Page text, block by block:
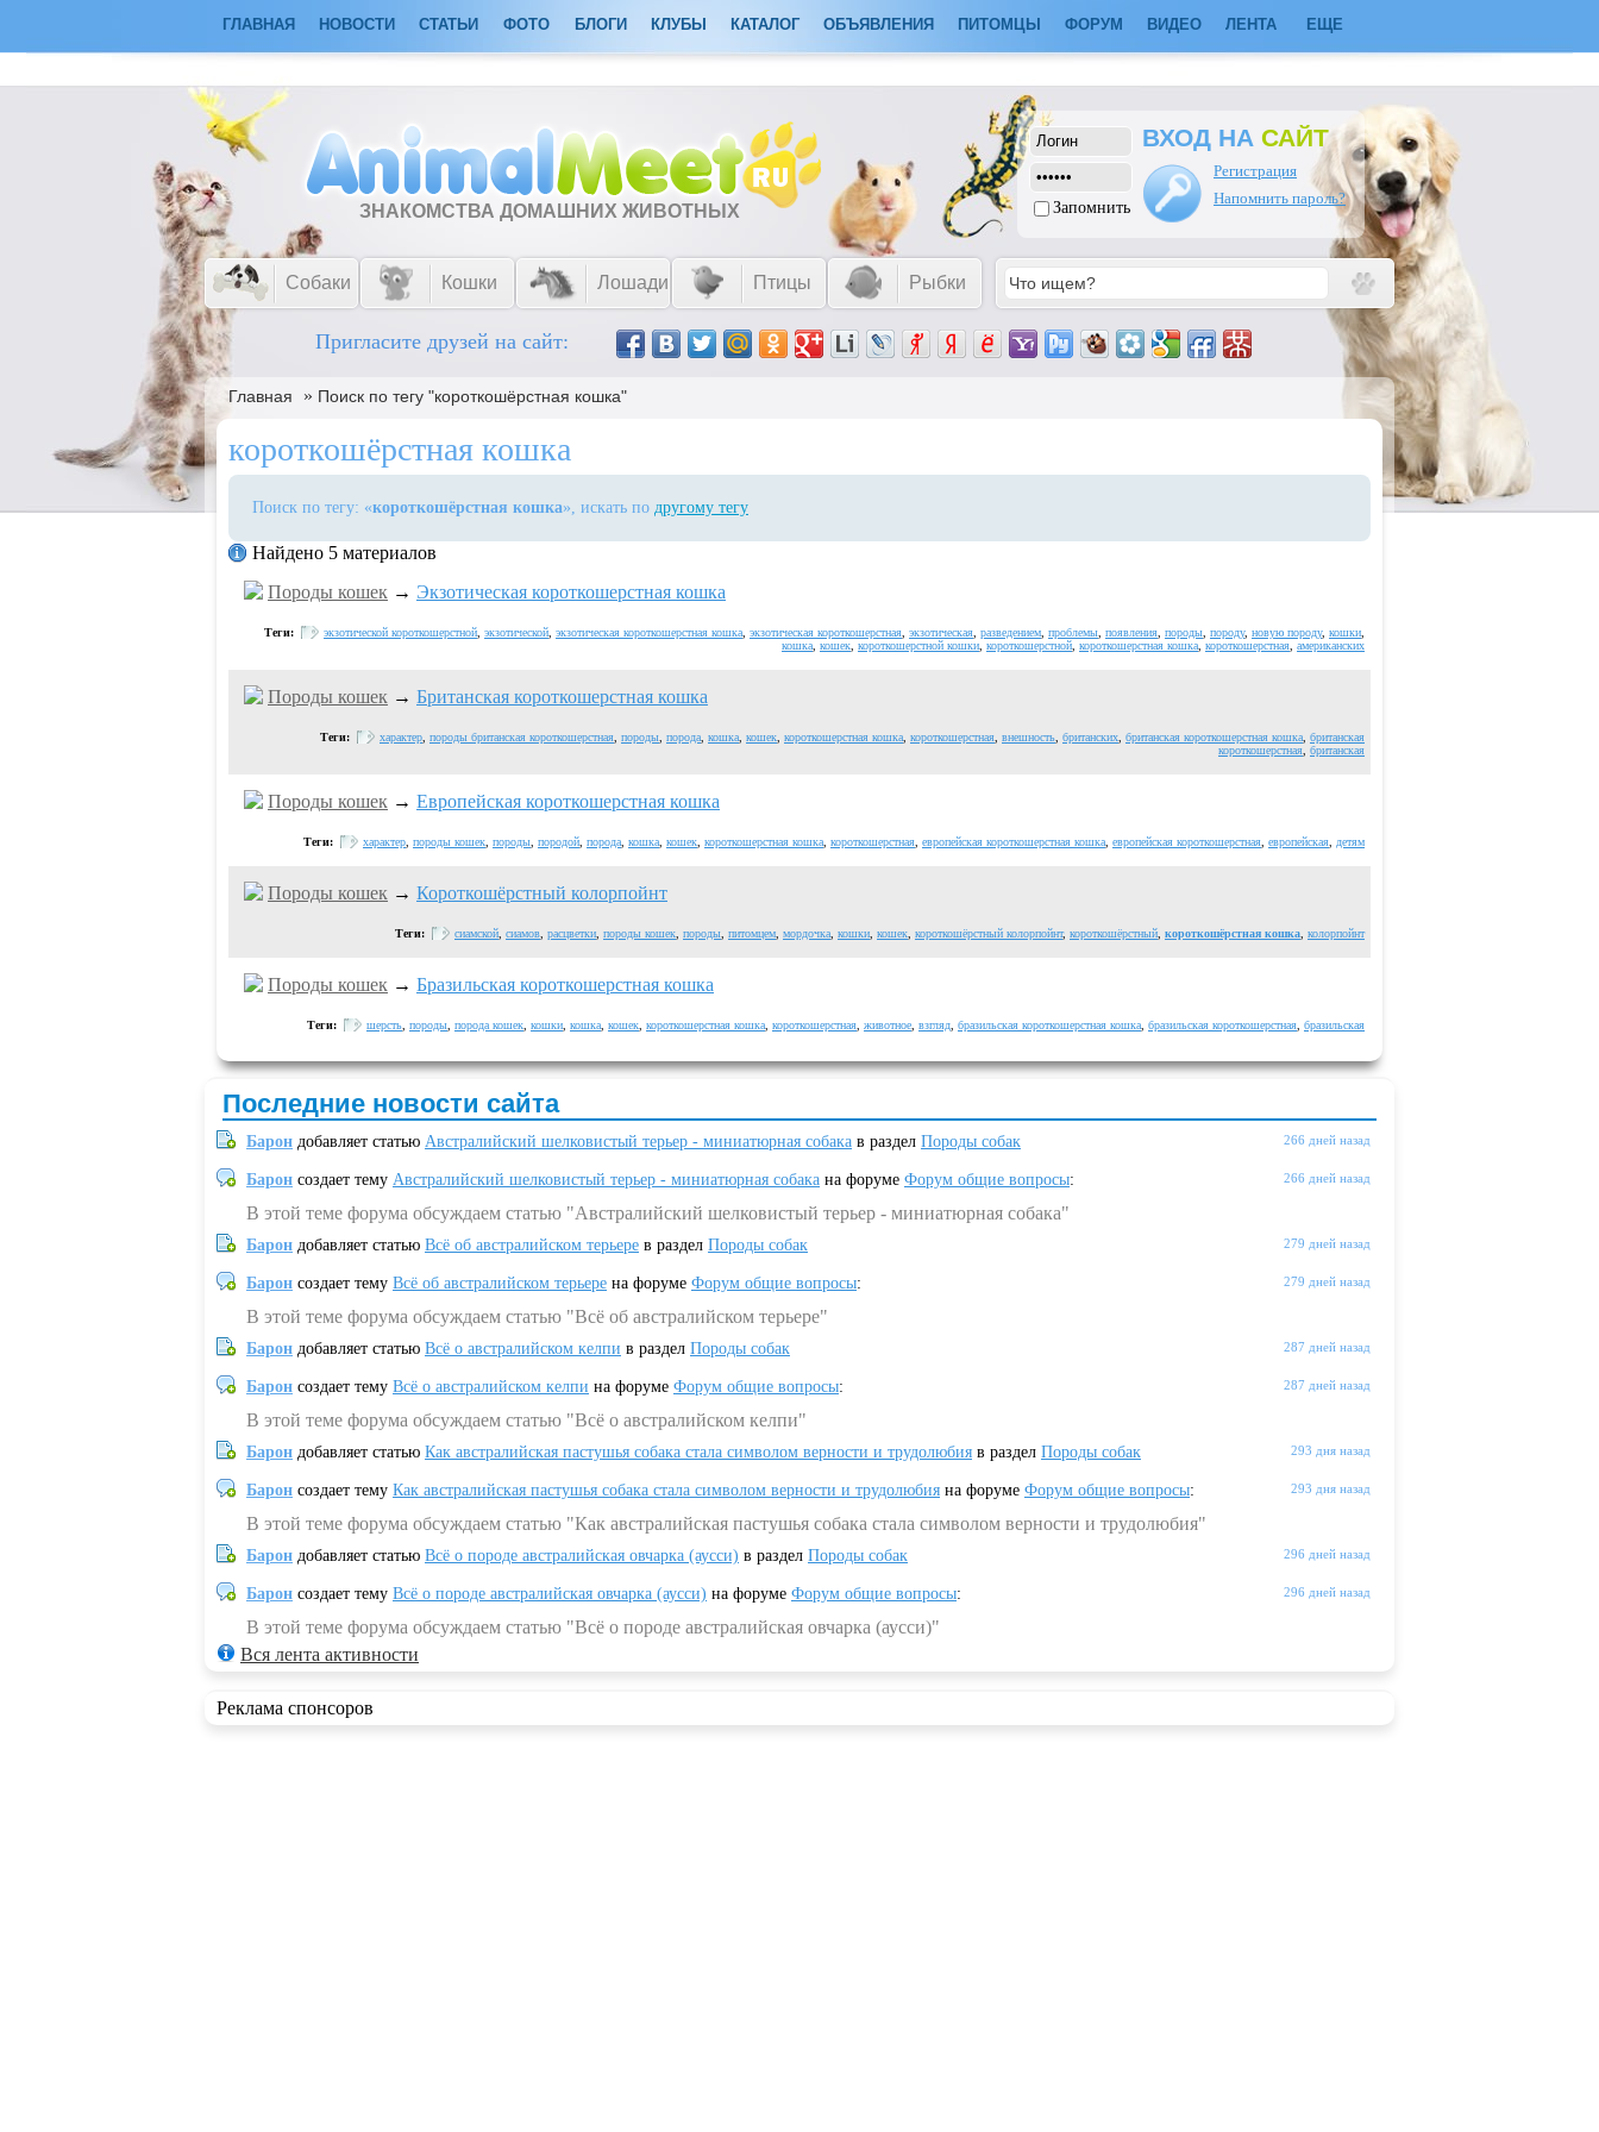
ГЛАВНАЯ НОВОСТИ СТАТЬИ ФОТО БЛОГИ КЛУБЫ КАТАЛОГ ОБЪЯВЛЕНИЯ ПИТОМЦЫ ФОРУМ ВИДЕО ЛЕНТА ЕЩЕ
ЗНАКОМСТВА ДОМАШНИХ ЖИВОТНЫХ Запомнить
ВХОД НА САЙТ
Регистрация
Напомнить пароль?
Собаки Кошки Лошади Птицы Рыбки
Пригласите друзей на сайт:
Главная » Поиск по тегу "короткошёрстная кошка"
короткошёрстная кошка
Поиск по тегу: «короткошёрстная кошка», искать по другому тегу
Найдено 5 материалов
Породы кошек → Экзотическая короткошерстная кошка
Теги: экзотической короткошерстной экзотической экзотическая короткошерстная кошка экзотическая короткошерстная экзотическая разведением проблемы появления породы породу, новую породу, кошки
кошка кошек короткошерстной кошки короткошерстной короткошерстная кошка короткошерстная американских
Породы кошек → Британская короткошерстная кошка
Теги: характер породы британская короткошерстная породы порода кошка кошек короткошерстная кошка короткошерстная внешность британских британская короткошерстная кошка британская
короткошерстная британская
Породы кошек → Европейская короткошерстная кошка
Теги: характер породы кошек породы породой порода кошка кошек короткошерстная кошка короткошерстная европейская короткошерстная кошка европейская короткошерстная европейская детям
Породы кошек → Короткошёрстный колорпойнт
Теги: сиамской сиамов расцветки породы кошек породы питомцем мордочка кошки кошек короткошёрстный колорпойнт, короткошёрстный короткошёрстная кошка колорпойнт
Породы кошек → Бразильская короткошерстная кошка
Теги: шерсть породы порода кошек кошки кошка кошек короткошерстная кошка короткошерстная животное взгляд бразильская короткошерстная кошка бразильская короткошерстная бразильская
Последние новости сайта
266 дней назад
Барон добавляет статью Австралийский шелковистый терьер - миниатюрная собака в раздел Породы собак
266 дней назад
Барон создает тему Австралийский шелковистый терьер - миниатюрная собака на форуме Форум общие вопросы:
В этой теме форума обсуждаем статью "Австралийский шелковистый терьер - миниатюрная собака"
279 дней назад
Барон добавляет статью Всё об австралийском терьере в раздел Породы собак
279 дней назад
Барон создает тему Всё об австралийском терьере на форуме Форум общие вопросы:
В этой теме форума обсуждаем статью "Всё об австралийском терьере"
287 дней назад
Барон добавляет статью Всё о австралийском келпи в раздел Породы собак
287 дней назад
Барон создает тему Всё о австралийском келпи на форуме Форум общие вопросы:
В этой теме форума обсуждаем статью "Всё о австралийском келпи"
293 дня назад
Барон добавляет статью Как австралийская пастушья собака стала символом верности и трудолюбия в раздел Породы собак
293 дня назад
Барон создает тему Как австралийская пастушья собака стала символом верности и трудолюбия на форуме Форум общие вопросы:
В этой теме форума обсуждаем статью "Как австралийская пастушья собака стала символом верности и трудолюбия"
296 дней назад
Барон добавляет статью Всё о породе австралийская овчарка (аусси) в раздел Породы собак
296 дней назад
Барон создает тему Всё о породе австралийская овчарка (аусси) на форуме Форум общие вопросы:
В этой теме форума обсуждаем статью "Всё о породе австралийская овчарка (аусси)"
Вся лента активности
Реклама спонсоров